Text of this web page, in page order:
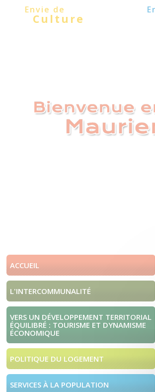
Panneau de gestion des cookies
Culture
ACCUEIL
L'INTERCOMMUNALITÉ
VERS UN DÉVELOPPEMENT TERRITORIAL
ÉQUILIBRÉ : TOURISME ET DYNAMISME
ÉCONOMIQUE
POLITIQUE DU LOGEMENT
SERVICES À LA POPULATION